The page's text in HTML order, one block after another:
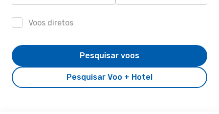
Voos diretos
Pesquisar Voo + Hotel
Pesquisar voos